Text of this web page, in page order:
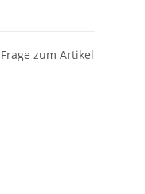
Frage zum Artikel